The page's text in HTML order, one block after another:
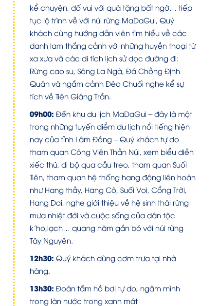
kể chuyện, đố vui với quà tặng bất ngờ… tiếp
tục lộ trình về với núi rừng MaDaGui, Quý
khách cùng hướng dẫn viên tìm hiểu về các
danh lam thắng cảnh với những huyền thoại từ
xa xưa và các di tích lịch sử dọc đường đi:
Rừng cao su, Sông La Ngà, Đá Chồng Định
Quán và ngắm cảnh Đèo Chuối nghe kể sự
tích về Tiên Giáng Trần.
09h00: Đến khu du lịch MaDaGui – đây là một
trong những tuyến điểm du lịch nổi tiếng hiện
nay của tỉnh Lâm Đồng – Quý khách tự do
tham quan Công Viên Thần Núi, xem biểu diễn
xiếc thú, đi bộ qua cầu treo, tham quan Suối
Tiên, tham quan hệ thống hang động liên hoàn
như Hang thầy, Hang Cô, Suối Voi, Cổng Trời,
Hang Dơi, nghe giới thiệu về hệ sinh thái rừng
mưa nhiệt đới và cuộc sống của dân tộc
k’ho,lạch… quang năm gắn bó với núi rừng
Tây Nguyên.
12h30: Quý khách dùng cơm trưa tại nhà
hàng.
13h30: Đoàn tắm hồ bơi tự do, ngâm mình
trong làn nước trong xanh mát